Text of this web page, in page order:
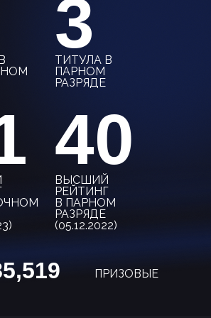
ТИТУЛА В
ПАРНОМ
РАЗРЯДЕ
ВЫСШИЙ
РЕЙТИНГ
В ПАРНОМ
РАЗРЯДЕ
(05.12.2022)
3
40
ПРИЗОВЫЕ